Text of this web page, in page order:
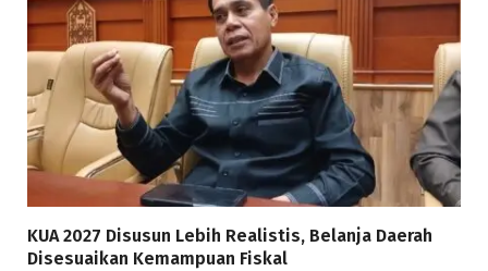
KUA 2027 Disusun Lebih Realistis, Belanja Daerah
Disesuaikan Kemampuan Fiskal